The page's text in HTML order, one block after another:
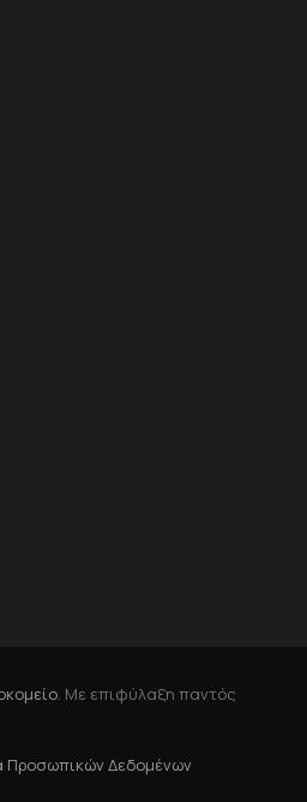
. Με επιφύλαξη παντός
Προσωπικών Δεδομένων